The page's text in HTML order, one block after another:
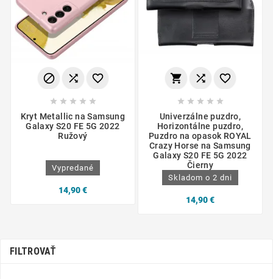
  
    
Kryt Metallic na Samsung
Galaxy S20 FE 5G 2022
Ružový
Vypredané
14,90 €
  
    
Univerzálne puzdro,
Horizontálne puzdro,
Puzdro na opasok ROYAL
Crazy Horse na Samsung
Galaxy S20 FE 5G 2022
Čierny
Skladom o 2 dni
14,90 €
FILTROVAŤ